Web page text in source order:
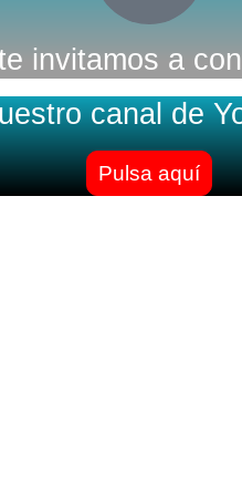
invitamos a
canal de
Pulsa aquí